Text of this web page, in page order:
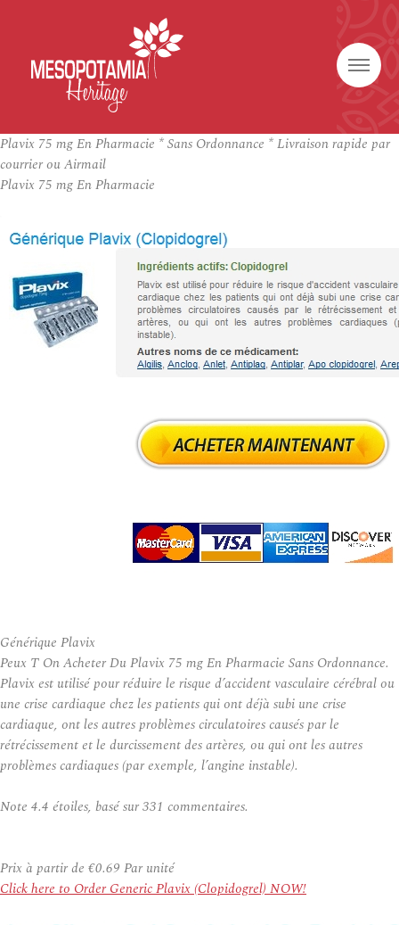
Plavix 75 mg En Pharmacie * Sans Ordonnance * Livraison rapide par
courrier ou Airmail
Plavix 75 mg En Pharmacie
Générique Plavix
Peux T On Acheter Du Plavix 75 mg En Pharmacie Sans Ordonnance.
Plavix est utilisé pour réduire le risque d’accident vasculaire cérébral ou
une crise cardiaque chez les patients qui ont déjà subi une crise
cardiaque, ont les autres problèmes circulatoires causés par le
rétrécissement et le durcissement des artères, ou qui ont les autres
problèmes cardiaques (par exemple, l’angine instable).
Note 4.4 étoiles, basé sur331 commentaires.
Prix à partir de €0.69 Par unité
Click here to Order Generic Plavix (Clopidogrel) NOW!